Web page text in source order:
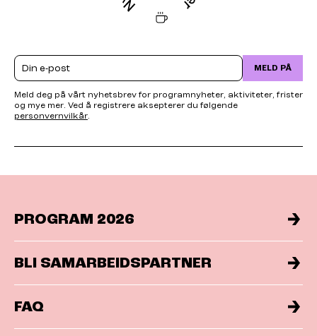
Email MELD PÅ
Meld deg på vårt nyhetsbrev for programnyheter, aktiviteter, frister
og mye mer. Ved å registrere aksepterer du følgende
personvernvilkår.
PROGRAM 2026
BLI SAMARBEIDSPARTNER
FAQ